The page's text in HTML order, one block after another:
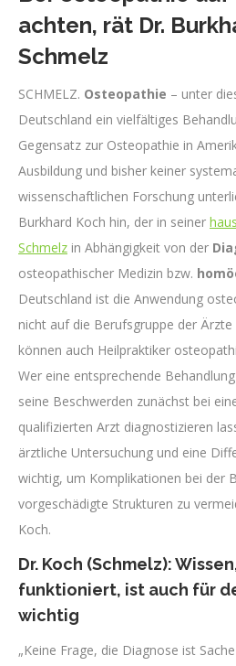
achten, rät Dr.
Schmelz
SCHMELZ. Osteopathie – unter
Deutschland ein vielfältiges
Gegensatz zur Osteopathie in
Ausbildung und bisher keiner
wissenschaftlichen Forschung
Burkhard Koch hin, der in seiner
Schmelz in Abhängigkeit von der
osteopathischer Medizin bzw.
Deutschland ist die Anwendung
nicht auf die Berufsgruppe der
können auch Heilpraktiker
Wer eine entsprechende
seine Beschwerden zunächst bei
qualifizierten Arzt diagnostizieren
ärztliche Untersuchung und eine
wichtig, um Komplikationen bei der
vorgeschädigte Strukturen zu
Koch.
Dr. Koch (Schmelz):
funktioniert, ist auch für
wichtig
„Keine Frage, die Diagnose ist